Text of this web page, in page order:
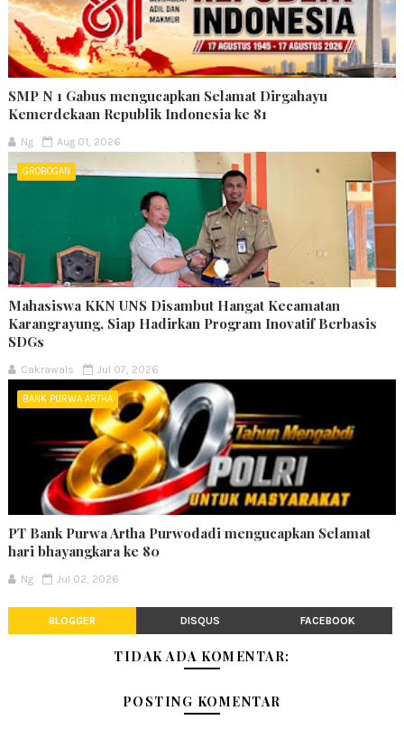
SMP N 1 Gabus mengucapkan Selamat Dirgahayu
Kemerdekaan Republik Indonesia ke 81
Ng Aug 01, 2026
GROBOGAN
Mahasiswa KKN UNS Disambut Hangat Kecamatan
Karangrayung, Siap Hadirkan Program Inovatif Berbasis
SDGs
Cakrawals Jul 07, 2026
BANK PURWA ARTHA
PT Bank Purwa Artha Purwodadi mengucapkan Selamat
hari bhayangkara ke 80
Ng Jul 02, 2026
BLOGGER DISQUS FACEBOOK
TIDAK ADA KOMENTAR:
POSTING KOMENTAR